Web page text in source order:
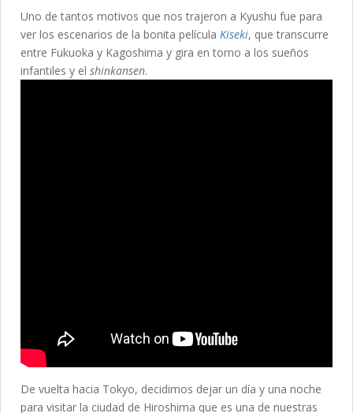
Uno de tantos motivos que nos trajeron a Kyushu fue para
ver los escenarios de la bonita película Kiseki, que transcurre
entre Fukuoka y Kagoshima y gira en torno a los sueños
infantiles y el shinkansen.
De vuelta hacia Tokyo, decidimos dejar un día y una noche
para visitar la ciudad de Hiroshima que es una de nuestras